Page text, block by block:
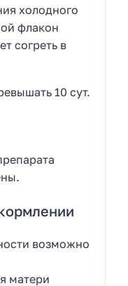
холодного
флакон
согреть в
10 сут.
возможно
матери